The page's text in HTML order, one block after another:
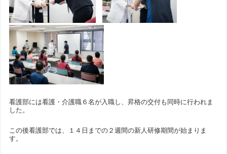
看護部には看護・介護職６名が入職し、昇格の交付も同時に行われま
した。
この後看護部では、１４日までの２週間の新人研修期間が始まりま
す。